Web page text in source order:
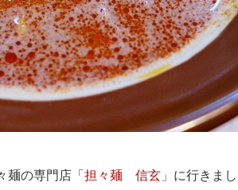
麺の専門店「 担々麺 信玄 」に行きまし